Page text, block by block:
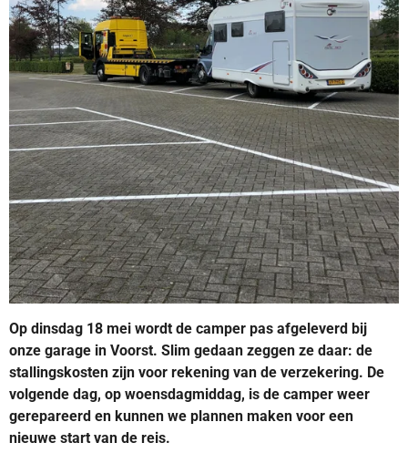
Op dinsdag 18 mei wordt de camper pas afgeleverd bij
onze garage in Voorst. Slim gedaan zeggen ze daar: de
stallingskosten zijn voor rekening van de verzekering. De
volgende dag, op woensdagmiddag, is de camper weer
gerepareerd en kunnen we plannen maken voor een
nieuwe start van de reis.